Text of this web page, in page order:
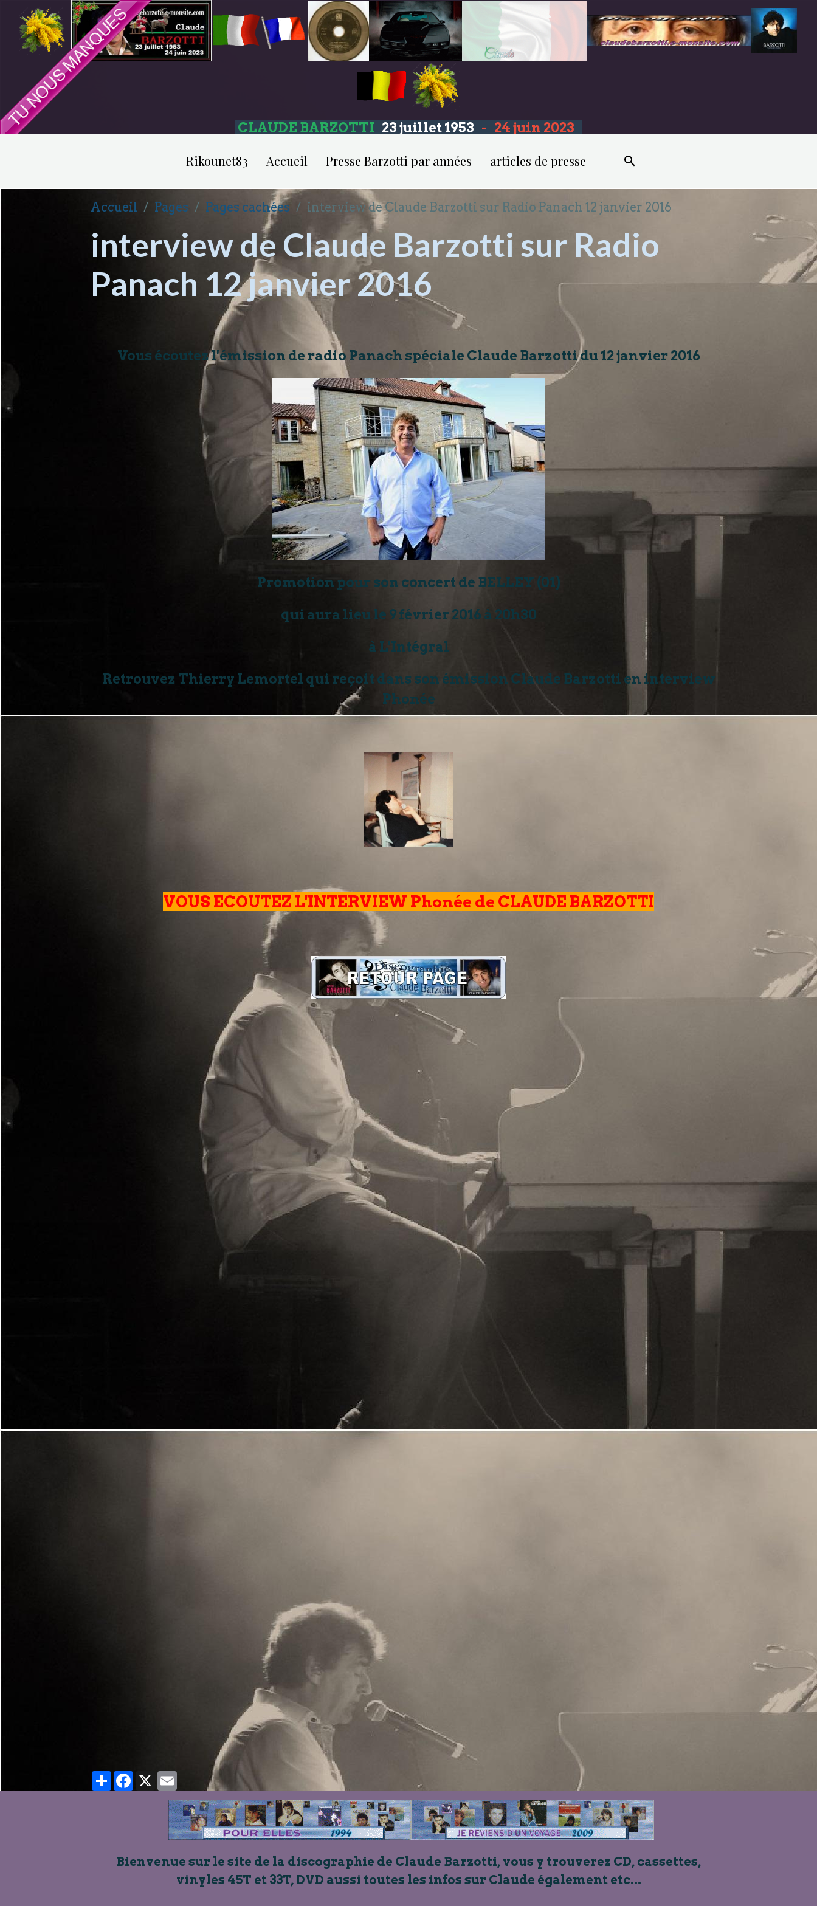
CLAUDE BARZOTTI 23 juillet 1953 - 24 juin 2023
Rikounet83 Accueil Presse Barzotti par années articles de presse
Accueil Pages Pages cachées interview de Claude Barzotti sur Radio Panach 12 janvier 2016
interview de Claude Barzotti sur Radio
Panach 12 janvier 2016
Vous écoutez l'émission de radio Panach spéciale Claude Barzotti du 12 janvier 2016
Promotion pour son concert de BELLEY (01)
qui aura lieu le 9 février 2016 à 20h30
à L'Intégral
Retrouvez Thierry Lemortel qui reçoit dans son émission Claude Barzotti en interview
Phonée
VOUS ECOUTEZ L'INTERVIEW Phonée de CLAUDE BARZOTTI
Partager
Facebook
X Email
Bienvenue sur le site de la discographie de Claude Barzotti, vous y trouverez CD, cassettes,
vinyles 45T et 33T, DVD aussi toutes les infos sur Claude également etc...